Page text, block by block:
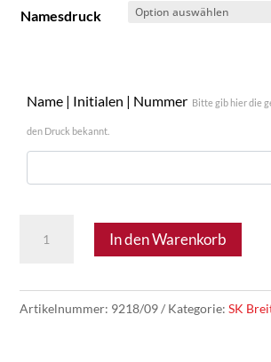
Namesdruck
Name | Initialen | Nummer Bitte gib hier die
den Druck bekannt.
In den Warenkorb
Artikelnummer: 9218/09 Kategorie:SK